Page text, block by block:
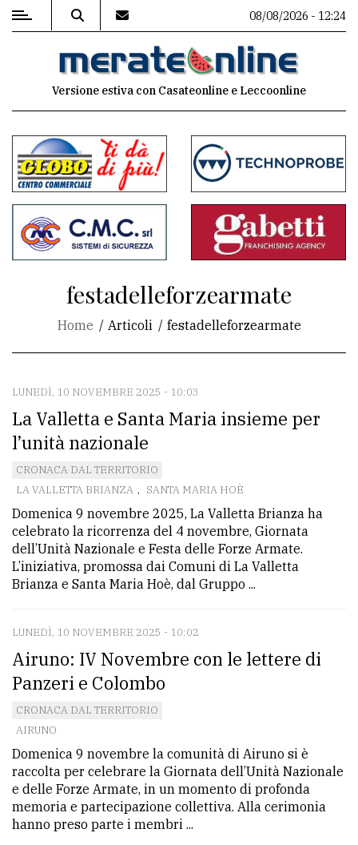
MENU
commenti
Contenuti
del
sito
CONTATTI
La
redazione
Scrivici
Per
la
tua
pubblicità
CERCA
Cerca
per
comune
Ricerca
avanzata
LE
ALTRE
08/08/2026 - 12:24
Versione estiva con Casateonline e Leccoonline
festadelleforzearmate
Home Articoli festadelleforzearmate
LUNEDÌ, 10 NOVEMBRE 2025 - 10:03
La Valletta e Santa Maria insieme per
l’unità nazionale
CRONACA DAL TERRITORIO
LA VALLETTA BRIANZA , SANTA MARIA HOÈ
Domenica 9 novembre 2025, La Valletta Brianza ha
celebrato la ricorrenza del 4 novembre, Giornata
dell’Unità Nazionale e Festa delle Forze Armate.
L’iniziativa, promossa dai Comuni di La Valletta
Brianza e Santa Maria Hoè, dal Gruppo ...
LUNEDÌ, 10 NOVEMBRE 2025 - 10:02
Airuno: IV Novembre con le lettere di
Panzeri e Colombo
CRONACA DAL TERRITORIO
AIRUNO
Domenica 9 novembre la comunità di Airuno si è
raccolta per celebrare la Giornata dell’Unità Nazionale
e delle Forze Armate, in un momento di profonda
memoria e partecipazione collettiva. Alla cerimonia
hanno preso parte i membri ...